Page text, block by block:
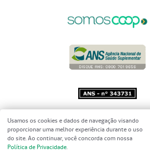
Copyright 2001 - 2026 Unimed do
Brasil - Todos os direitos reservados
Usamos os cookies e dados de navegação visando
proporcionar uma melhor experiência durante o uso
do site. Ao continuar, você concorda com nossa
Política de Privacidade.